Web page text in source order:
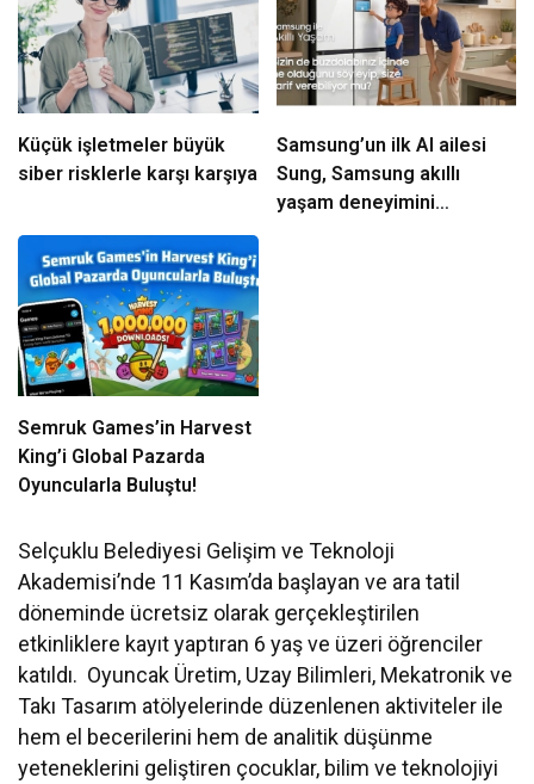
Küçük işletmeler büyük
siber risklerle karşı karşıya
Samsung’un ilk AI ailesi
Sung, Samsung akıllı
yaşam deneyimini
Semruk Games’in Harvest
King’i Global Pazarda
Oyuncularla Buluştu!
Selçuklu Belediyesi Gelişim ve Teknoloji
Akademisi’nde 11 Kasım’da başlayan ve ara tatil
döneminde ücretsiz olarak gerçekleştirilen
etkinliklere kayıt yaptıran 6 yaş ve üzeri öğrenciler
katıldı. Oyuncak Üretim, Uzay Bilimleri, Mekatronik ve
Takı Tasarım atölyelerinde düzenlenen aktiviteler ile
hem el becerilerini hem de analitik düşünme
yeteneklerini geliştiren çocuklar, bilim ve teknolojiyi